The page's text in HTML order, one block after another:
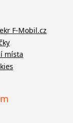
F-Mobil.cz
místa